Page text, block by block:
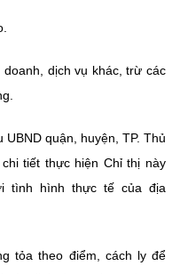
dịch vụ khác, trừ các
quận, huyện, TP. Thủ
tiết thực hiện Chỉ thị này
tình hình thực tế của địa
tỏa theo điểm, cách ly để